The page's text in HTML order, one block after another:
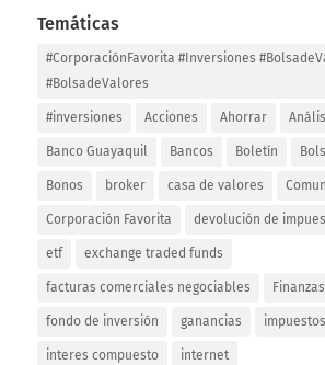
Temáticas
#CorporaciónFavorita #Inversiones
#BolsadeValores
#inversiones Acciones Ahorrar
Banco Guayaquil Bancos Boletín
Bonos broker casa de valores
Corporación Favorita devolución de
etf exchange traded funds
facturas comerciales negociables Finanzas
fondo de inversión ganancias impuestos
interes compuesto internet